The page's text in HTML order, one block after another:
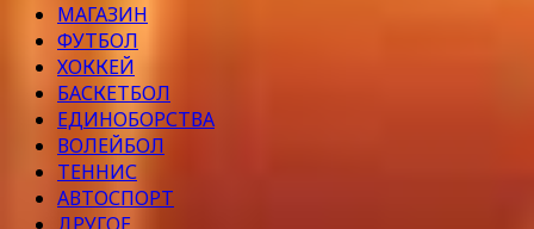
МАГАЗИН
ФУТБОЛ
ХОККЕЙ
БАСКЕТБОЛ
ЕДИНОБОРСТВА
ВОЛЕЙБОЛ
ТЕННИС
АВТОСПОРТ